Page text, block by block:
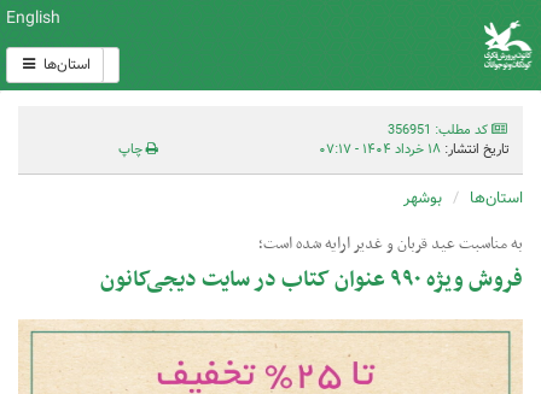
English
استان‌ها
کد مطلب: 356951
تاریخ انتشار: ۱۸ خرداد ۱۴۰۴ - ۰۷:۱۷ چاپ
استان‌ها بوشهر
به مناسبت عید قربان و غدیر ارایه شده است؛
فروش ویژه ۹۹۰ عنوان کتاب در سایت دیجی‌کانون